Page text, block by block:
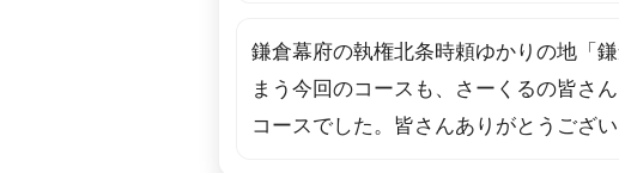
鎌倉幕府の執権北条時頼ゆかりの地「
まう今回のコースも、さーくるの皆さ
コースでした。皆さんありがとうござい